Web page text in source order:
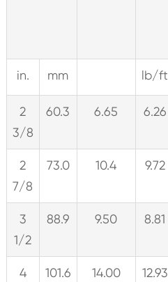
in. mm lb/ft
2
3/8
60.3 6.65 6.26
2
7/8
73.0 10.4 9.72
3
1/2
88.9 9.50 8.81
4 101.6 14.00 12.93